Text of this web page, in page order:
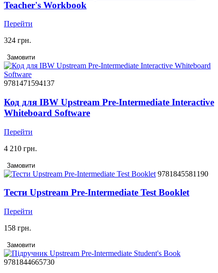
Teacher's Workbook
Перейти
324 грн.
Замовити
9781471594137
Код для IBW Upstream Pre-Intermediate Interactive
Whiteboard Software
Перейти
4 210 грн.
Замовити
9781845581190
Тести Upstream Pre-Intermediate Test Booklet
Перейти
158 грн.
Замовити
9781844665730